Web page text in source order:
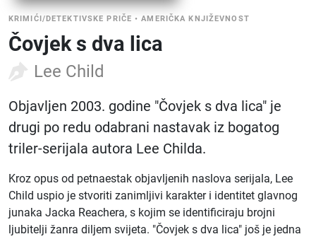
KRIMIĆI/DETEKTIVSKE PRIČE •AMERIČKA KNJIŽEVNOST
Čovjek s dva lica
Lee Child
Objavljen 2003. godine "Čovjek s dva lica" je
drugi po redu odabrani nastavak iz bogatog
triler-serijala autora Lee Childa.
Kroz opus od petnaestak objavljenih naslova serijala, Lee
Child uspio je stvoriti zanimljivi karakter i identitet glavnog
junaka Jacka Reachera, s kojim se identificiraju brojni
ljubitelji žanra diljem svijeta. "Čovjek s dva lica" još je jedna